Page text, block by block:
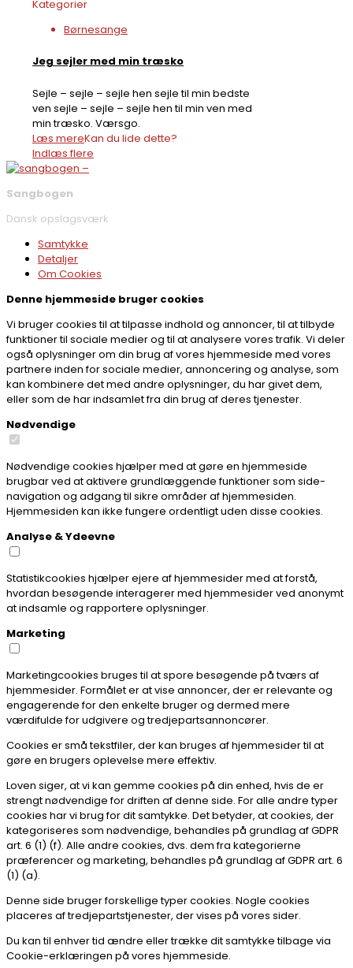
Kategorier
Børnesange
Jeg sejler med min træsko
Sejle – sejle – sejle hen sejle til min bedste
ven sejle – sejle – sejle hen til min ven med
min træsko. Værsgo.
Kan du lide dette?
Læs mere
Indlæs flere
Sangbogen
Dansk opslagsværk
Samtykke
Detaljer
Om Cookies
Denne hjemmeside bruger cookies
Vi bruger cookies til at tilpasse indhold og annoncer, til at tilbyde
funktioner til sociale medier og til at analysere vores trafik. Vi deler
også oplysninger om din brug af vores hjemmeside med vores
partnere inden for sociale medier, annoncering og analyse, som
kan kombinere det med andre oplysninger, du har givet dem,
eller som de har indsamlet fra din brug af deres tjenester.
Nødvendige
Nødvendige cookies hjælper med at gøre en hjemmeside
brugbar ved at aktivere grundlæggende funktioner som side-
navigation og adgang til sikre områder af hjemmesiden.
Hjemmesiden kan ikke fungere ordentligt uden disse cookies.
Analyse & Ydeevne
Statistikcookies hjælper ejere af hjemmesider med at forstå,
hvordan besøgende interagerer med hjemmesider ved anonymt
at indsamle og rapportere oplysninger.
Marketing
Marketingcookies bruges til at spore besøgende på tværs af
hjemmesider. Formålet er at vise annoncer, der er relevante og
engagerende for den enkelte bruger og dermed mere
værdifulde for udgivere og tredjepartsannoncører.
Cookies er små tekstfiler, der kan bruges af hjemmesider til at
gøre en brugers oplevelse mere effektiv.
Loven siger, at vi kan gemme cookies på din enhed, hvis de er
strengt nødvendige for driften af denne side. For alle andre typer
cookies har vi brug for dit samtykke. Det betyder, at cookies, der
kategoriseres som nødvendige, behandles på grundlag af GDPR
art. 6 (1) (f). Alle andre cookies, dvs. dem fra kategorierne
præferencer og marketing, behandles på grundlag af GDPR art. 6
(1) (a).
Denne side bruger forskellige typer cookies. Nogle cookies
placeres af tredjepartstjenester, der vises på vores sider.
Du kan til enhver tid ændre eller trække dit samtykke tilbage via
Cookie-erklæringen på vores hjemmeside.